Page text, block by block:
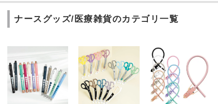
ナースグッズ/医療雑貨のカテゴリ一覧